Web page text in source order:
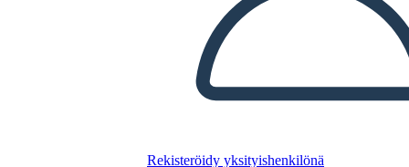
Rekisteröidy yksityishenkilönä